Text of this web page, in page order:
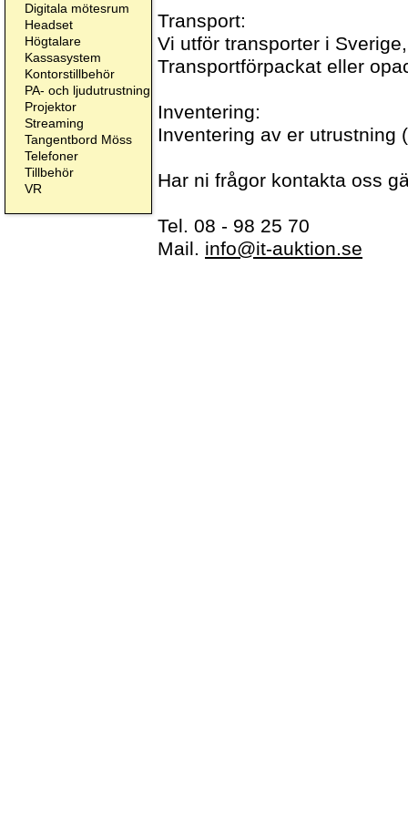
Digitala mötesrum
Headset
Högtalare
Kassasystem
Kontorstillbehör
PA- och ljudutrustning
Projektor
Streaming
Tangentbord Möss
Telefoner
Tillbehör
VR
Transport:
Vi utför transporter i
Transportförpackat eller
Inventering:
Inventering av er utrustning
Har ni frågor kontakta oss
Tel. 08 - 98 25 70
Mail. info@it-auktion.se